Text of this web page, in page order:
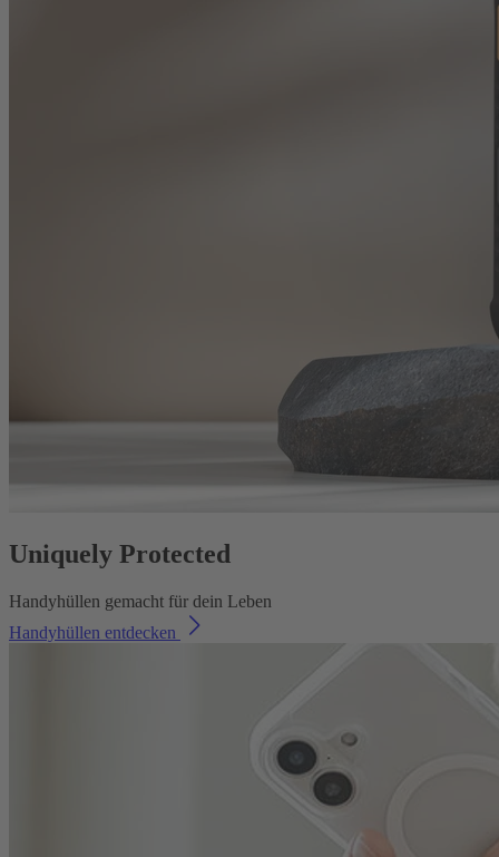
Uniquely Protected
Handyhüllen gemacht für dein Leben
Handyhüllen entdecken